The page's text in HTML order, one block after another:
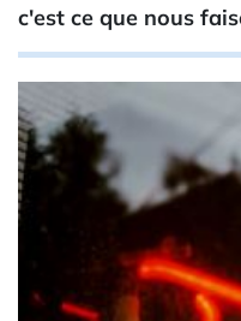
c'est ce que nous